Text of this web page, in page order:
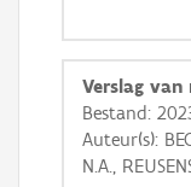
Verslag
Bestand:
Auteur(s):
N.A.,